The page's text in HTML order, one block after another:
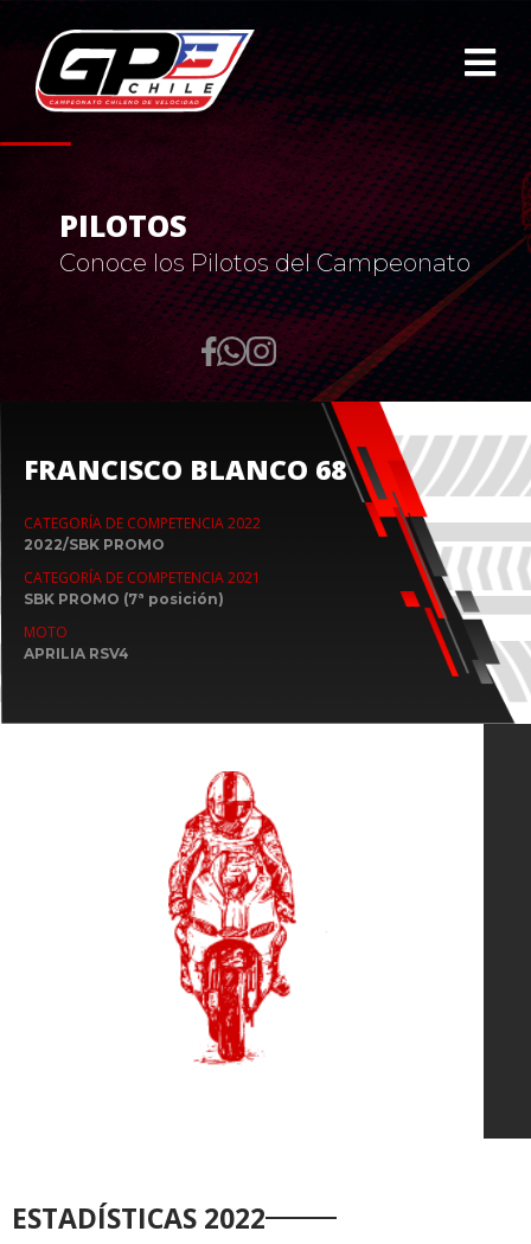
PILOTOS
Conoce los Pilotos del Campeonato
FRANCISCO BLANCO 68
CATEGORÍA DE COMPETENCIA 2022
2022/SBK PROMO
CATEGORÍA DE COMPETENCIA 2021
SBK PROMO (7ª posición)
MOTO
APRILIA RSV4
ESTADÍSTICAS 2022